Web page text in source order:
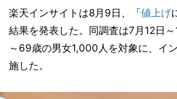
楽天インサイトは8月9日、「 値上げ
結果を発表した。同調査は7月12日
～69歳の男女1,000人を対象に、イ
施した。